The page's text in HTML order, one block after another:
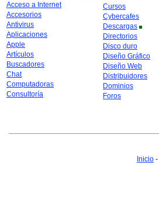
Acceso a Internet
Accesorios
Antivirus
Aplicaciones
Apple
Artículos
Buscadores
Chat
Computadoras
Consultoría
Cursos
Cybercafes
Descargas
Directorios
Disco duro
Diseño Gráfico
Diseño Web
Distribuidores
Dominios
Foros
Inicio -